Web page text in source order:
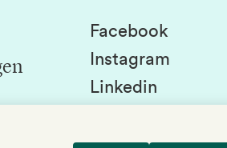
Facebook
Instagram
Linkedin